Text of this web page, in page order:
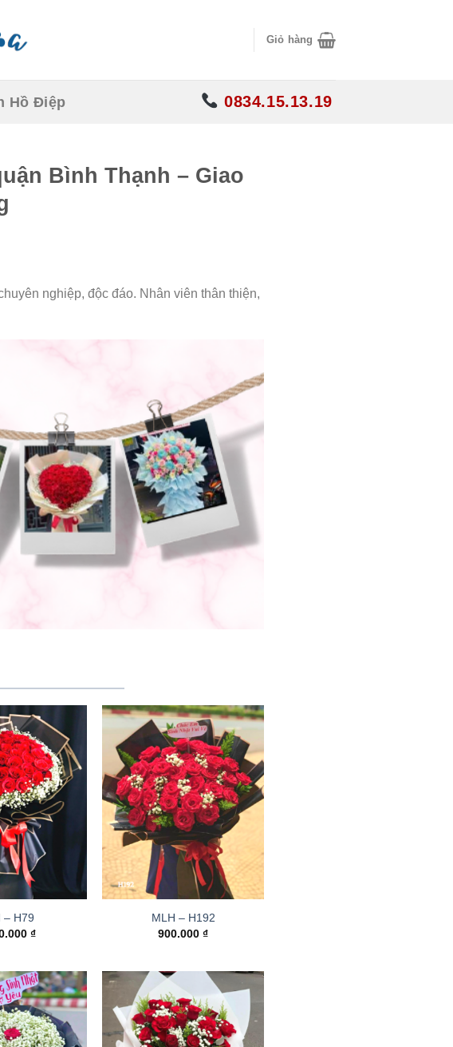
Giỏ hàng
Hồ Điệp 0834.15.13.19
Bình Thạnh – Giao
nghiệp, độc đáo. Nhân viên thân thiện,
– H79
₫
MLH – H192
900.000₫